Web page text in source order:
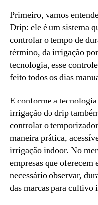
Primeiro, vamos
Drip: ele é um sistema
controlar o tempo de
término, da irrigação
tecnologia, esse
feito todos os dias
E conforme a
irrigação do drip
controlar o
maneira prática,
irrigação indoor. No
empresas que oferecem
necessário observar,
das marcas para cultivo